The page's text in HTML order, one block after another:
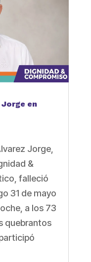
en
Jorge,
&
falleció
31 de mayo
a los 73
quebrantos